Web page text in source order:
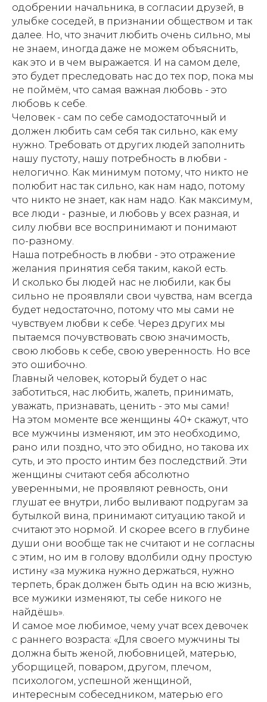
одобрении начальника, в согласии друзей, в
улыбке соседей, в признании обществом и так
далее. Но, что значит любить очень сильно, мы
не знаем, иногда даже не можем объяснить,
как это и в чем выражается. И на самом деле,
это будет преследовать нас до тех пор, пока мы
не поймём, что самая важная любовь - это
любовь к себе.
Человек - сам по себе самодостаточный и
должен любить сам себя так сильно, как ему
нужно. Требовать от других людей заполнить
нашу пустоту, нашу потребность в любви -
нелогично. Как минимум потому, что никто не
полюбит нас так сильно, как нам надо, потому
что никто не знает, как нам надо. Как максимум,
все люди - разные, и любовь у всех разная, и
силу любви все воспринимают и понимают
по-разному.
Наша потребность в любви - это отражение
желания принятия себя таким, какой есть.
И сколько бы людей нас не любили, как бы
сильно не проявляли свои чувства, нам всегда
будет недостаточно, потому что мы сами не
чувствуем любви к себе. Через других мы
пытаемся почувствовать свою значимость,
свою любовь к себе, свою уверенность. Но все
это ошибочно.
Главный человек, который будет о нас
заботиться, нас любить, жалеть, принимать,
уважать, признавать, ценить - это мы сами!
На этом моменте все женщины 40+ скажут, что
все мужчины изменяют, им это необходимо,
рано или поздно, что это обидно, но такова их
суть, и это просто интим без последствий. Эти
женщины считают себя абсолютно
уверенными, не проявляют ревность, они
глушат ее внутри, либо выливают подругам за
бутылкой вина, принимают ситуацию такой и
считают это нормой. И скорее всего в глубине
души они вообще так не считают и не согласны
с этим, но им в голову вдолбили одну простую
истину «за мужика нужно держаться, нужно
терпеть, брак должен быть один на всю жизнь,
все мужики изменяют, ты себе никого не
найдёшь».
И самое мое любимое, чему учат всех девочек
с раннего возраста: «Для своего мужчины ты
должна быть женой, любовницей, матерью,
уборщицей, поваром, другом, плечом,
психологом, успешной женщиной,
интересным собеседником, матерью его